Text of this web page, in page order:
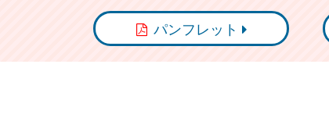
パンフレット